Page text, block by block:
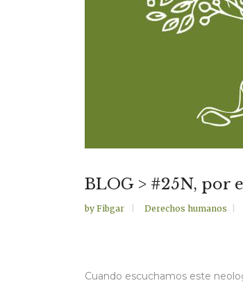
BLOG > #25N, por
by Fibgar Derechos humanos
Cuando escuchamos este